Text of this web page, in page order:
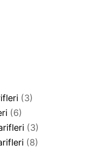
(3)
(6)
(3)
(8)